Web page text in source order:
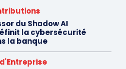
du Shadow AI
la cybersécurité
la banque